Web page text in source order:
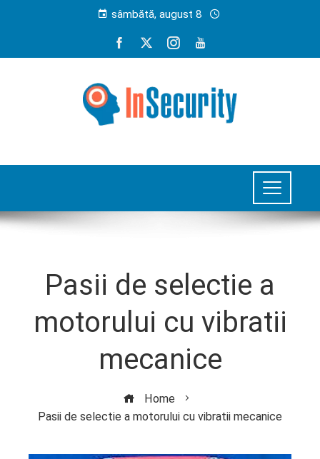
sâmbătă, august 8
Pasii de selectie a
motorului cu vibratii
mecanice
Home
Pasii de selectie a motorului cu vibratii mecanice